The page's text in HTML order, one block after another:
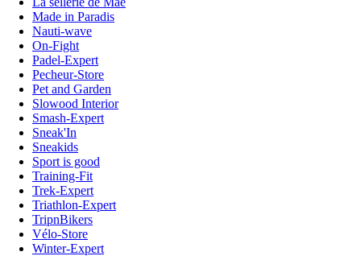
Made in Paradis
Nauti-wave
On-Fight
Padel-Expert
Pecheur-Store
Pet and Garden
Slowood Interior
Smash-Expert
Sneak'In
Sneakids
Sport is good
Training-Fit
Trek-Expert
Triathlon-Expert
TripnBikers
Vélo-Store
Winter-Expert